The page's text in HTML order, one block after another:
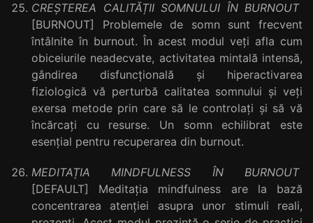
CREȘTEREA CALITĂȚII SOMNULUI ÎN BURNOUT
[BURNOUT] Problemele de somn sunt frecvent
întâlnite în burnout. În acest modul veți afla cum
obiceiurile neadecvate, activitatea mintală intensă,
gândirea disfuncțională și hiperactivarea
fiziologică vă perturbă calitatea somnului și veți
exersa metode prin care să le controlați și să vă
încărcați cu resurse. Un somn echilibrat este
esențial pentru recuperarea din burnout.
MEDITAȚIA MINDFULNESS ÎN BURNOUT
[DEFAULT] Meditația mindfulness are la bază
concentrarea atenției asupra unor stimuli reali,